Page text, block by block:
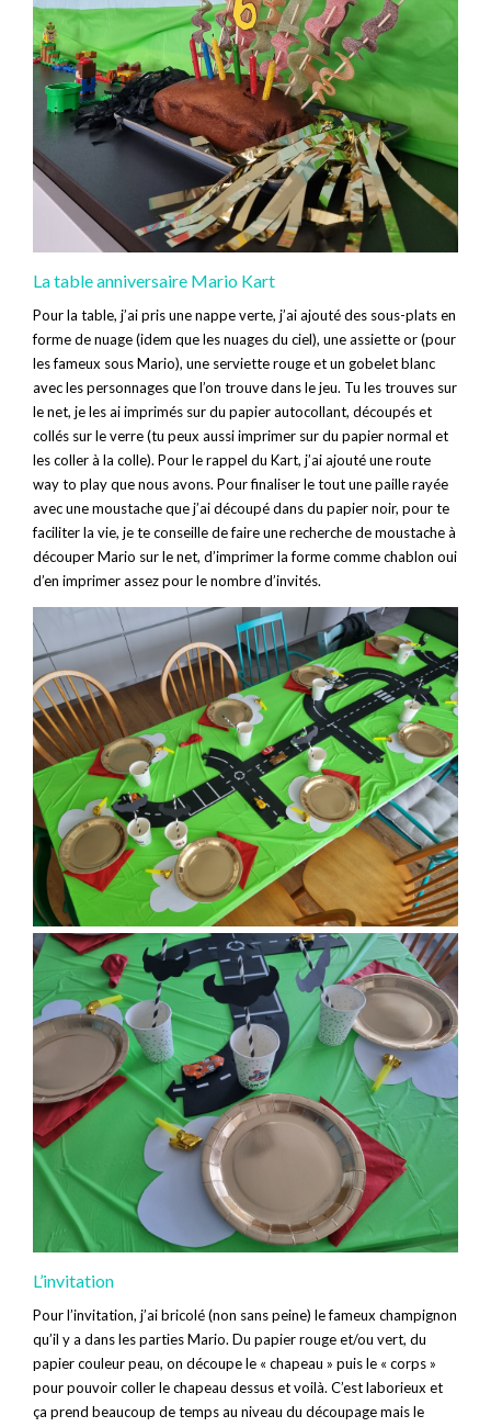
La table anniversaire Mario Kart
Pour la table, j’ai pris une nappe verte, j’ai ajouté des sous-plats en
forme de nuage (idem que les nuages du ciel), une assiette or (pour
les fameux sous Mario), une serviette rouge et un gobelet blanc
avec les personnages que l’on trouve dans le jeu. Tu les trouves sur
le net, je les ai imprimés sur du papier autocollant, découpés et
collés sur le verre (tu peux aussi imprimer sur du papier normal et
les coller à la colle). Pour le rappel du Kart, j’ai ajouté une route
way to play que nous avons. Pour finaliser le tout une paille rayée
avec une moustache que j’ai découpé dans du papier noir, pour te
faciliter la vie, je te conseille de faire une recherche de moustache à
découper Mario sur le net, d’imprimer la forme comme chablon oui
d’en imprimer assez pour le nombre d’invités.
L’invitation
Pour l’invitation, j’ai bricolé (non sans peine) le fameux champignon
qu’il y a dans les parties Mario. Du papier rouge et/ou vert, du
papier couleur peau, on découpe le « chapeau » puis le « corps »
pour pouvoir coller le chapeau dessus et voilà. C’est laborieux et
ça prend beaucoup de temps au niveau du découpage mais le